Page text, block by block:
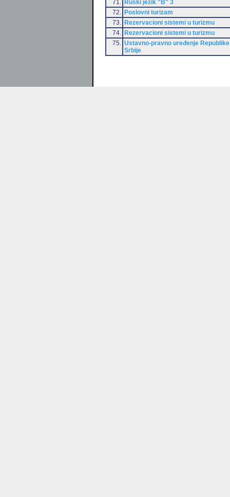
71.
Ruski jezik "B" 3
72.
Poslovni turizam
73.
Rezervacioni sistemi u turizmu
74.
Rezervacioni sistemi u turizmu
75.
Ustavno-pravno uređenje Republike
Srbije